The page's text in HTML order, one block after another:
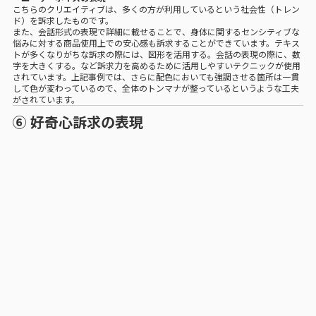
こちらのクリエイティブは、多くの方が利用しているという社会性（トレン
ド）を訴求したものです。
また、会話形式の表現で詳細に載せることで、身体に関するセンシティブな
悩みに対する商品使用上での安心感も訴求することができています。テキス
トが多くなりがちな訴求の際には、図形を活用する。会話の表現の際に、数
字を大きくする。など訴求力を高めるために活用しやすいテクニックが使用
されています。上記事例では、さらに配色においても強調させる箇所は一貫
して色が変わっているので、全体のトンマナが整っているというような工夫
がされています。
⑥ 好奇心訴求の表現